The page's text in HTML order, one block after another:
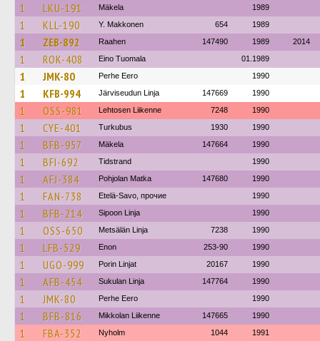
1 LKU-191 Mäkela 1989
1 KLL-190 Y. Makkonen 654 1989
1 ZEB-892 Raahen 147490 1989 2014
1 ROK-408 Eino Tuomala 01.1989
1 JMK-80 Perhe Eero 1990
1 KFB-994 Järviseudun Linja 147669 1990
1 OSS-981 Lehtosen Liikenne 7248 1990
1 CYE-401 Turkubus 1930 1990
1 BFB-957 Mäkela 147664 1990
1 BFI-692 Tidstrand 1990
1 AFJ-384 Pohjolan Matka 147680 1990
1 FAN-738 Etelä-Savo, прочие 1990
1 BFB-214 Sipoon Linja 1990
1 OSS-650 Metsälän Linja 7238 1990
1 LFB-529 Enon 253-90 1990
1 UGO-999 Porin Linjat 20167 1990
1 AFB-454 Sukulan Linja 147764 1990
1 JMK-80 Perhe Eero 1990
1 BFB-816 Mikkolan Liikenne 147665 1990
1 FBA-352 Nyholm 1044 1991